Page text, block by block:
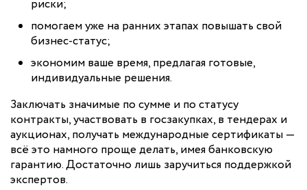
риски;
помогаем уже на ранних этапах повышать свой
бизнес-статус;
экономим ваше время, предлагая готовые,
индивидуальные решения.
Заключать значимые по сумме и по статусу
контракты, участвовать в госзакупках, в тендерах и
аукционах, получать международные сертификаты —
всё это намного проще делать, имея банковскую
гарантию. Достаточно лишь заручиться поддержкой
экспертов.